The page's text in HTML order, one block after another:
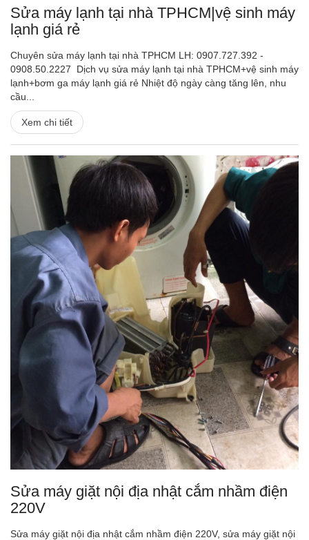
Sửa máy lạnh tại nhà TPHCM|vệ sinh máy
lạnh giá rẻ
Chuyên sửa máy lạnh tại nhà TPHCM LH: 0907.727.392 -
0908.50.2227 Dịch vụ sửa máy lạnh tại nhà TPHCM+vệ sinh máy
lạnh+bơm ga máy lạnh giá rẻ Nhiệt độ ngày càng tăng lên, nhu
cầu...
Xem chi tiết
Sửa máy giặt nội địa nhật cắm nhầm điện
220V
Sửa máy giặt nội địa nhật cắm nhầm điện 220V, sửa máy giặt nội